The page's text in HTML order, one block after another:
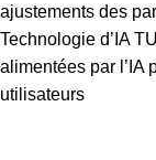
ajustements des
Technologie d’IA
alimentées par l’IA
utilisateurs